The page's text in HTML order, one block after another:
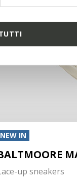
NEW IN
up sneakers